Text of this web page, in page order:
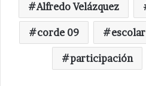
Alfredo Velázquez
corde 09 escolar
participación